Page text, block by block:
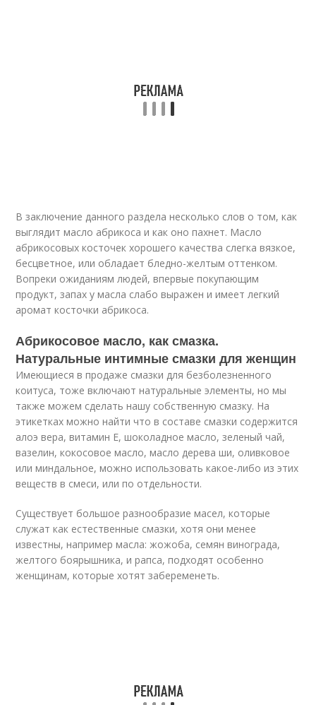
В заключение данного раздела несколько слов о том, как
выглядит масло абрикоса и как оно пахнет. Масло
абрикосовых косточек хорошего качества слегка вязкое,
бесцветное, или обладает бледно-желтым оттенком.
Вопреки ожиданиям людей, впервые покупающим
продукт, запах у масла слабо выражен и имеет легкий
аромат косточки абрикоса.
Абрикосовое масло, как смазка.
Натуральные интимные смазки для женщин
Имеющиеся в продаже смазки для безболезненного
коитуса, тоже включают натуральные элементы, но мы
также можем сделать нашу собственную смазку. На
этикетках можно найти что в составе смазки содержится
алоэ вера, витамин E, шоколадное масло, зеленый чай,
вазелин, кокосовое масло, масло дерева ши, оливковое
или миндальное, можно использовать какое-либо из этих
веществ в смеси, или по отдельности.
Существует большое разнообразие масел, которые
служат как естественные смазки, хотя они менее
известны, например масла: жожоба, семян винограда,
желтого боярышника, и рапса, подходят особенно
женщинам, которые хотят забеременеть.